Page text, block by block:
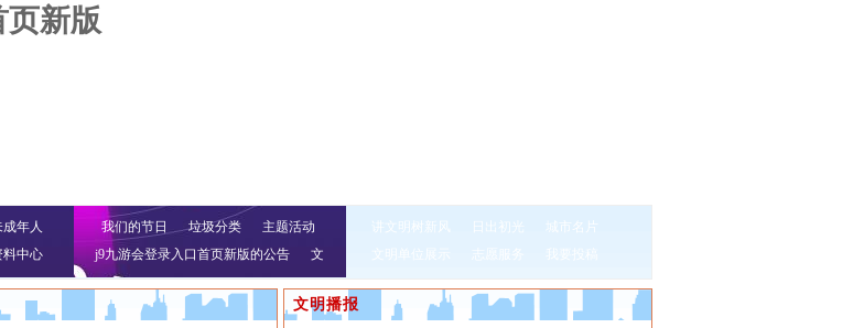
页新版
成年人
料中心
我们的节日 垃圾分类
主题活动
j9九游会登录入口首页新版的公告
文
明行动
讲文明树新风 日出初光
城市名片
文明单位展示
志愿服务 我要投稿
文明播报